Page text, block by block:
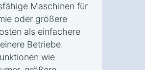
Maschinen für
oder größere
als einfachere
Betriebe.
wie